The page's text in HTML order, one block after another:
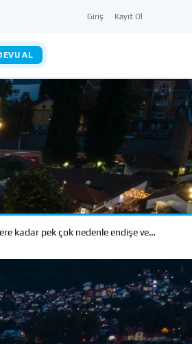
Giriş Kayıt Ol
AL
kadar pek çok nedenle endişe ve…